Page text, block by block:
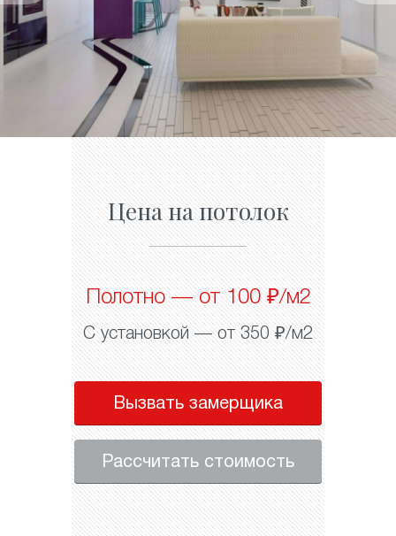
Цена на потолок
Полотно — от 100 ₽/м2
С установкой — от 350 ₽/м2
Вызвать замерщика
Рассчитать стоимость